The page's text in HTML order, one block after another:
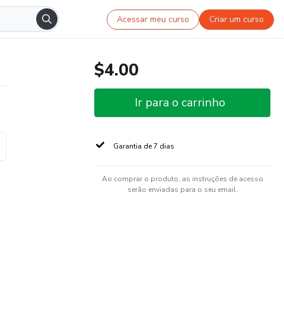
Acessar meu curso Criar um curso
$4.00
Ir para o carrinho
Garantia de 7 dias
Ao comprar o produto, as instruções de acesso
serão enviadas para o seu email.